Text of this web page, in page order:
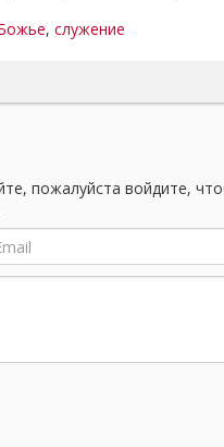
, служение
пожалуйста войдите,